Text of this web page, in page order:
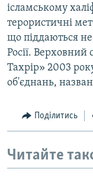
ісламському
терористичні
що піддаються
Росії. Верховний
Тахрір» 2003
об'єднань,
Поділитись
Читайте